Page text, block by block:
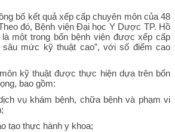
bố kết quả xếp cấp chuyên môn của 48
đó, Bệnh viện Đại học Y Dược TP. Hồ
một trong bốn bệnh viện được xếp cấp
sâu mức kỹ thuật cao”, với số điểm cao
kỹ thuật được thực hiện dựa trên bốn
bao gồm:
vụ khám bệnh, chữa bệnh và phạm vi
tạo thực hành y khoa;